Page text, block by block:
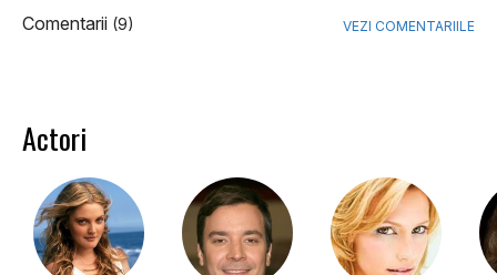
Comentarii (9) VEZI COMENTARIILE
Actori